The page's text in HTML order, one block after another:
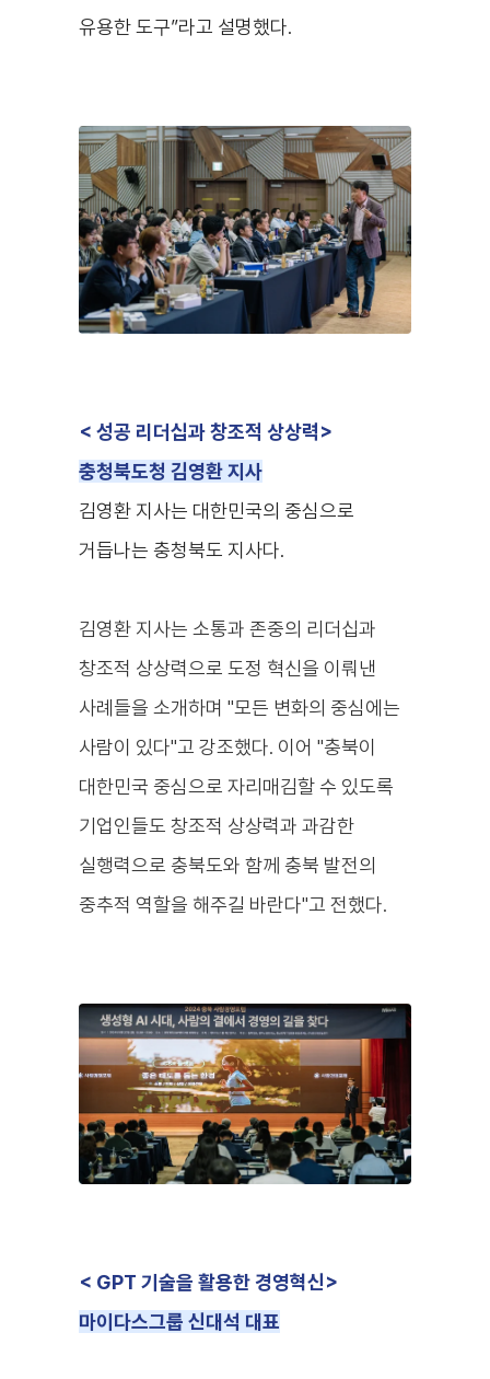
유용한 도구”라고 설명했다.
< 성공 리더십과 창조적 상상력>
충청북도청 김영환 지사
김영환 지사는 대한민국의 중심으로
거듭나는 충청북도 지사다.
김영환 지사는 소통과 존중의 리더십과
창조적 상상력으로 도정 혁신을 이뤄낸
사례들을 소개하며 "모든 변화의 중심에는
사람이 있다"고 강조했다. 이어 "충북이
대한민국 중심으로 자리매김할 수 있도록
기업인들도 창조적 상상력과 과감한
실행력으로 충북도와 함께 충북 발전의
중추적 역할을 해주길 바란다"고 전했다.
< GPT 기술을 활용한 경영혁신>
마이다스그룹 신대석 대표